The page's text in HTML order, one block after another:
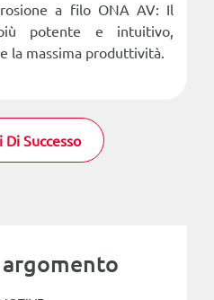
a filo ONA AV: Il
potente e intuitivo,
la massima produttività.
Di Successo
argomento